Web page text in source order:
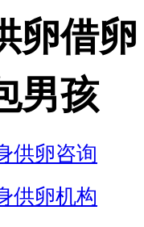
卵借卵
男孩
供卵咨询
供卵机构